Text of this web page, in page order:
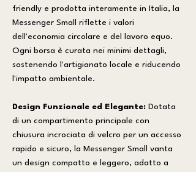
friendly e prodotta interamente in Italia, la
Messenger Small riflette i valori
dell'economia circolare e del lavoro equo.
Ogni borsa è curata nei minimi dettagli,
sostenendo l'artigianato locale e riducendo
l'impatto ambientale.
Design Funzionale ed Elegante: Dotata
di un compartimento principale con
chiusura incrociata di velcro per un accesso
rapido e sicuro, la Messenger Small vanta
un design compatto e leggero, adatto a